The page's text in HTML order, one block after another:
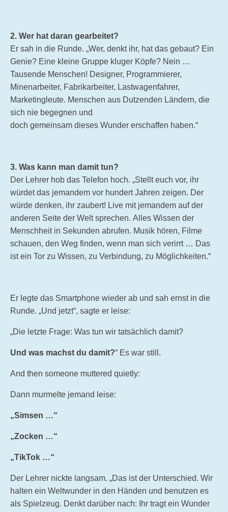
2. Wer hat daran gearbeitet?
Er sah in die Runde. „Wer, denkt ihr, hat das gebaut? Ein
Genie? Eine kleine Gruppe kluger Köpfe? Nein …
Tausende Menschen! Designer, Programmierer,
Minenarbeiter, Fabrikarbeiter, Lastwagenfahrer,
Marketingleute. Menschen aus Dutzenden Ländern, die
sich nie begegnen und
doch gemeinsam dieses Wunder erschaffen haben.“
3. Was kann man damit tun?
Der Lehrer hob das Telefon hoch. „Stellt euch vor, ihr
würdet das jemandem vor hundert Jahren zeigen. Der
würde denken, ihr zaubert! Live mit jemandem auf der
anderen Seite der Welt sprechen. Alles Wissen der
Menschheit in Sekunden abrufen. Musik hören, Filme
schauen, den Weg finden, wenn man sich verirrt … Das
ist ein Tor zu Wissen, zu Verbindung, zu Möglichkeiten.“
Er legte das Smartphone wieder ab und sah ernst in die
Runde. „Und jetzt“, sagte er leise:
„Die letzte Frage: Was tun wir tatsächlich damit?
Und was machst du damit?“ Es war still.
And then someone muttered quietly:
Dann murmelte jemand leise:
„Simsen …“
„Zocken …“
„TikTok …“
Der Lehrer nickte langsam. „Das ist der Unterschied. Wir
halten ein Weltwunder in den Händen und benutzen es
als Spielzeug. Denkt darüber nach: Ihr tragt ein Wunder